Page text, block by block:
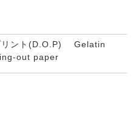
リント(D.O.P) Gelatin
out paper